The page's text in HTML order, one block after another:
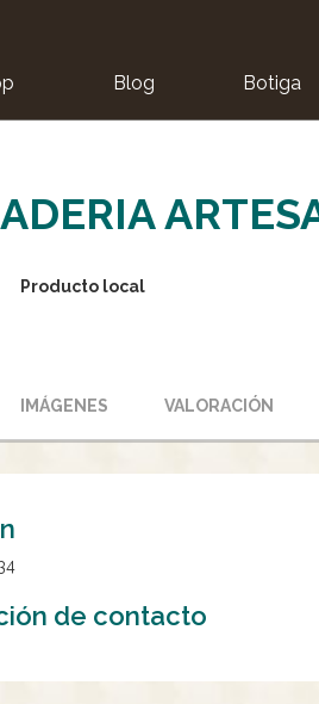
Blog Botiga
Producto local
IMÁGENES VALORACIÓN
de contacto